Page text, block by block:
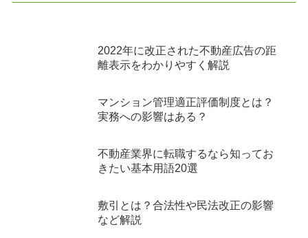
2022年に改正された不動産広告の距
離表示をわかりやすく解説
マンション管理適正評価制度とは？
実務への影響はある？
不動産業界に転職するなら知ってお
きたい基本用語20選
敷引とは？合法性や民法改正の影響
など解説